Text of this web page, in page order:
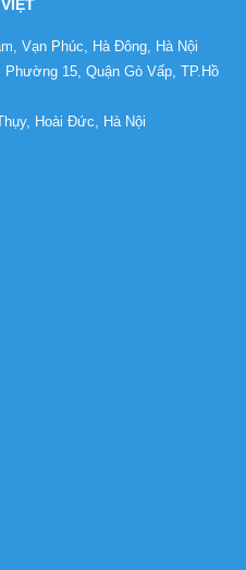
Vạn Phúc, Hà Đông, Hà Nội
15, Quận Gò Vấp, TP.Hồ
Hoài Đức, Hà Nội